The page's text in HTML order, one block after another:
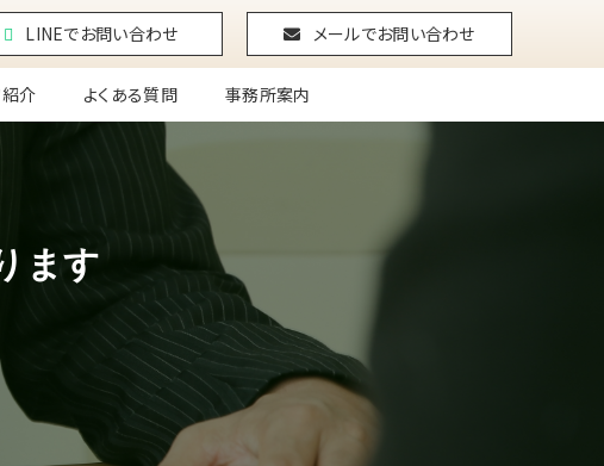
LINEでお問い合わせ メールでお問い合わせ
紹介 よくある質問 事務所案内
ます